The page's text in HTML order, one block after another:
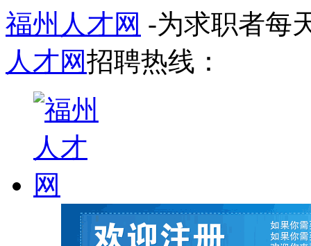
福州人才网 -为求职者每
人才网招聘热线：